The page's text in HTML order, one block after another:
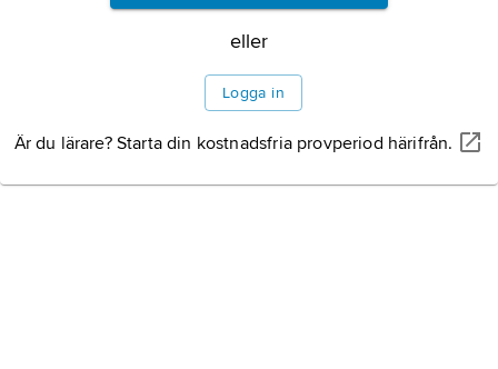
eller
Logga in
Är du lärare? Starta din kostnadsfria provperiod härifrån.